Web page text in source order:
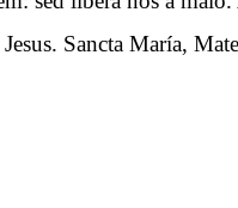
Sancta María,